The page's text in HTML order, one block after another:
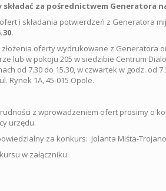
składać za pośrednictwem Generatora
i składania potwierdzeń z Generatora
oferty wydrukowane z Generatora
lub w pokoju 205 w siedzibie Centrum
od 7.30 do 15.30, w czwartek w godz. od
Rynek 1A, 45-015 Opole.
z wprowadzeniem ofert prosimy o
urzędu.
za konkurs: Jolanta Miśta-
w załączniku.